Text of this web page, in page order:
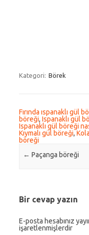
Kategori: Börek
Fırında ıspanaklı gül
böreği, Ispanaklı gül
Ispanaklı gül böreği
Kıymalı gül böreği,
böreği
Post navigation
← Paçanga böreği
Bir cevap yazın
E-posta hesabınız
işaretlenmişlerdir